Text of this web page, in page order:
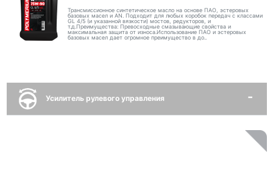
Трансмиссионное синтетическое масло на основе ПАО, эстеровых
базовых масел и AN. Подходит для любых коробок передач с классами
GL 4/5 (и указанной вязкости) мостов, редукторов, и
т.д.Преимущества: Превосходные смазывающие свойства и
максимальная защита от износа.Использование ПАО и эстеровых
базовых масел дает огромное преимущество в до..
Усилитель рулевого управления